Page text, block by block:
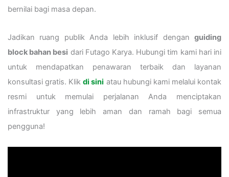
bernilai bagi masa depan.
Jadikan ruang publik Anda lebih inklusif dengan guiding
block bahan besi dari Futago Karya. Hubungi tim kami hari ini
untuk mendapatkan penawaran terbaik dan layanan
konsultasi gratis. Klikdi sini atau hubungi kami melalui kontak
resmi untuk memulai perjalanan Anda menciptakan
infrastruktur yang lebih aman dan ramah bagi semua
pengguna!